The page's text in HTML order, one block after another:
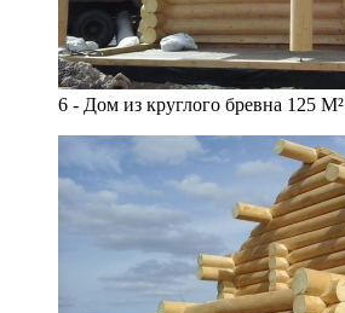
6 - Дом из круглого бревна 125 М²